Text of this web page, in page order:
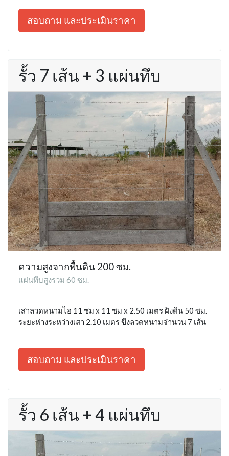
สอบถาม และประเมินราคา
รั้ว 7 เส้น + 3 แผ่นทึบ
ความสูงจากพื้นดิน 200 ซม.
แผ่นทึบสูงรวม 60 ซม.
เสาลวดหนามไอ 11 ซม x 11 ซม x 2.50 เมตร ฝังดิน 50 ซม.
ระยะห่างระหว่างเสา 2.10 เมตร ขึงลวดหนามจำนวน 7 เส้น
สอบถาม และประเมินราคา
รั้ว 6 เส้น + 4 แผ่นทึบ